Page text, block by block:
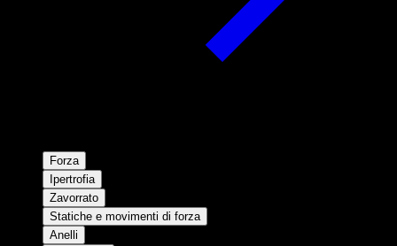
Forza
Ipertrofia
Zavorrato
Statiche e movimenti di forza
Anelli